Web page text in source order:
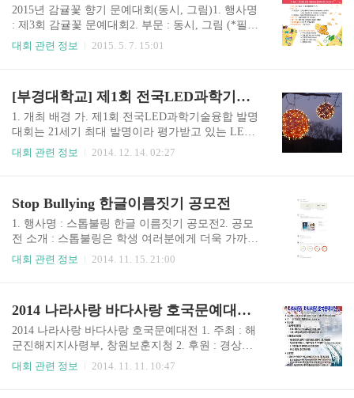
교 저학년, 고학년, 미취학 어린이5. 주요내용 가.
어린이안전 관련 9개 분야에 대하여 예선, 본선을
거쳐 온오프라인 퀴즈대회 실시 (9개 분야 : 교통,
학교, 생활, 화재, 재난, 사이버, 놀이안전, 유괴 및
2015년 감귤꽃 향기 문예대회(동시, 그림)1. 행사명
: 제3회 감귤꽃 문예대회2. 부문 : 동시, 그림 (*필기
구 및 그림도구 각자 지참/ 1인 2부문 참여 가능)3.
세계감귤, 감귤꽃, 제주인7. 참가비 : 없음8. 참가
준비물 : 동시부(필기구) / 그림부(그림그리기 도
구)9. 참가신청서 교부 및 접수 가. 사전접수 : 인터
넷홈페이지(www.citrusmuseum.com)에서 신청서 다
운로드 후 팩스나 이메일 발송 FAX 760-6409 이메
대회 관련 정보 2015. 5. 7. 15:01
[부경대학교] 제1회 전국LED과학기술융합 발명대회
1. 개최 배경 가. 제1회 전국LED과학기술융합 발명
대회는 21세기 최대 발명이라 평가받고 있는 LED
를 다루는 국내 유일의 전국 규모 발명대회로서, 전
논리를 가진 우수한 인재를 발굴하여 포상, 지원함
으로써 향후 우리나라 과학기술 분야를 이끌어 갈
창의적인 인재를 양성하고자 합니다. 다. 창조적인
발상과 논리를 가진 우수 인재의 발명품을 발굴하
여 포상 라. 우수 발명품에 대한 지식재산권 권리
기관 가. 주최 : 부경대학교 LED-해양융합기술연
구센터, ..
대회 관련 정보 2014. 12. 14. 02:27
Stop Bullying 한글이름짓기 공모전
1. 행사명 : 스톱불링 한글 이름짓기 공모전​2. 공모
전 소개 : ​스톱불링은 학생 여러분에게 더욱 가까운
학교폭력예방종합사이트가 되려고 합니다. 여러분
누구나 알기 쉽고 친숙한 이름 2) 창의, 재미 : 창의
적이고 재미있는 이름​4. 시상내역 가. 최우수상, 참
가상을 선정합니다. 나. 참가상은 모든 참가자들을
대상으로 추첨하여 선정됩니다.(단, 중복수상 불
가) 다. 수장작으로 선정된 당첨의 응모자가 2인 이
대회 관련 정보 2014. 11. 15. 21:00
2014 나라사랑 바다사랑 호국문예대전(11.15)
2014 나라사랑 바다사랑 호국문예대전 1. 주최 : 해
군진해지지사령부, 창원보훈지청 2. 후원 : 경상남
도교육청, 창원교육지원청 3. 일시 : 2014.11.15.
대회 관련 정보 2014. 11. 11. 10:47